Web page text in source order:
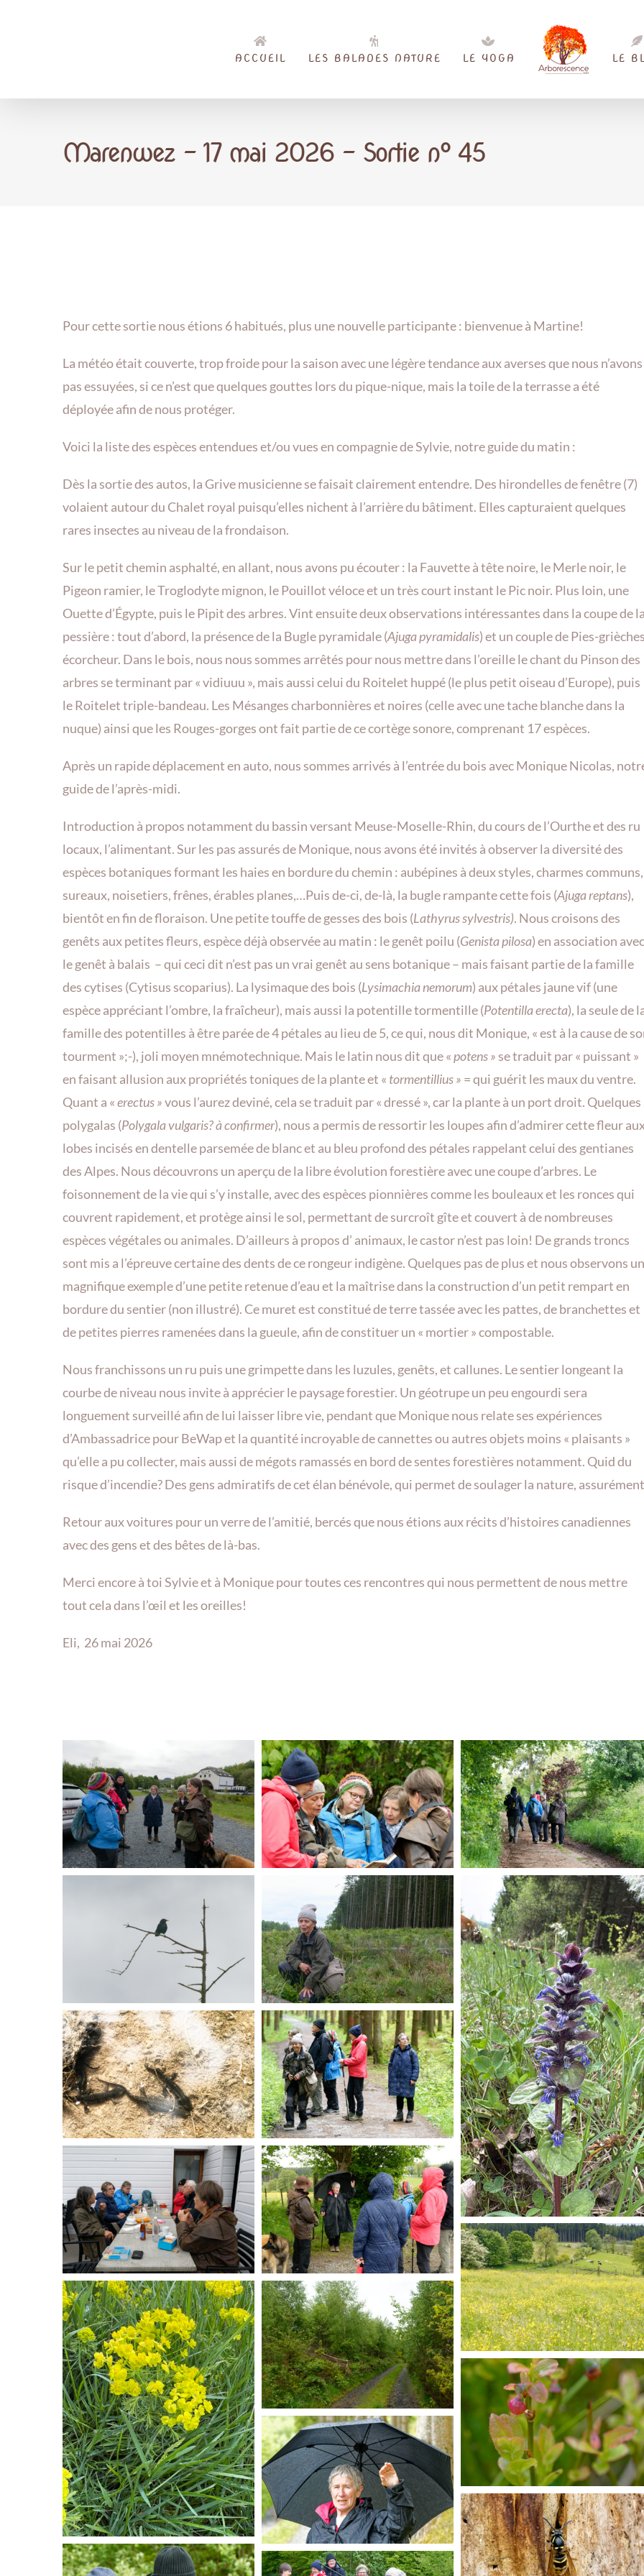
ACCUEIL LES BALADES NATURE LE YOGA LE
Marenwez – 17 mai 2026 – Sortie n° 45
Pour cette sortie nous étions 6 habitués, plus une nouvelle participante : bienvenue à Martine!
La météo était couverte, trop froide pour la saison avec une légère tendance aux averses que nous n’avons
pas essuyées, si ce n’est que quelques gouttes lors du pique-nique, mais la toile de la terrasse a été
déployée afin de nous protéger.
Voici la liste des espèces entendues et/ou vues en compagnie de Sylvie, notre guide du matin :
Dès la sortie des autos, la Grive musicienne se faisait clairement entendre. Des hirondelles de fenêtre (7)
volaient autour du Chalet royal puisqu’elles nichent à l’arrière du bâtiment. Elles capturaient quelques
rares insectes au niveau de la frondaison.
Sur le petit chemin asphalté, en allant, nous avons pu écouter : la Fauvette à tête noire, le Merle noir, le
Pigeon ramier, le Troglodyte mignon, le Pouillot véloce et un très court instant le Pic noir. Plus loin, une
Ouette d’Égypte, puis le Pipit des arbres. Vint ensuite deux observations intéressantes dans la coupe de la
pessière : tout d’abord, la présence de la Bugle pyramidale (Ajuga pyramidalis) et un couple de Pies-grièches
écorcheur. Dans le bois, nous nous sommes arrêtés pour nous mettre dans l’oreille le chant du Pinson des
arbres se terminant par « vidiuuu », mais aussi celui du Roitelet huppé (le plus petit oiseau d’Europe), puis
le Roitelet triple-bandeau. Les Mésanges charbonnières et noires (celle avec une tache blanche dans la
nuque) ainsi que les Rouges-gorges ont fait partie de ce cortège sonore, comprenant 17 espèces.
Après un rapide déplacement en auto, nous sommes arrivés à l’entrée du bois avec Monique Nicolas,
guide de l’après-midi.
Introduction à propos notamment du bassin versant Meuse-Moselle-Rhin, du cours de l’Ourthe et des ru
locaux, l’alimentant. Sur les pas assurés de Monique, nous avons été invités à observer la diversité des
espèces botaniques formant les haies en bordure du chemin : aubépines à deux styles, charmes communs,
sureaux, noisetiers, frênes, érables planes,…Puis de-ci, de-là, la bugle rampante cette fois (Ajuga reptans),
bientôt en fin de floraison. Une petite touffe de gesses des bois (Lathyrus sylvestris). Nous croisons des
genêts aux petites fleurs, espèce déjà observée au matin : le genêt poilu (Genista pilosa) en association avec
le genêt à balais – qui ceci dit n’est pas un vrai genêt au sens botanique – mais faisant partie de la famille
des cytises (Cytisus scoparius). La lysimaque des bois (Lysimachia nemorum) aux pétales jaune vif (une
espèce appréciant l’ombre, la fraîcheur), mais aussi la potentille tormentille (Potentilla erecta), la seule de
famille des potentilles à être parée de 4 pétales au lieu de 5, ce qui, nous dit Monique, « est à la cause de
tourment »;-), joli moyen mnémotechnique. Mais le latin nous dit que « potens » se traduit par « puissant »
en faisant allusion aux propriétés toniques de la plante et « tormentillius » = qui guérit les maux du ventre.
Quant a «erectus »vous l’aurez deviné, cela se traduit par « dressé », car la plante à un port droit. Quelques
polygalas (Polygala vulgaris? à confirmer), nous a permis de ressortir les loupes afin d’admirer cette fleur
lobes incisés en dentelle parsemée de blanc et au bleu profond des pétales rappelant celui des gentianes
des Alpes. Nous découvrons un aperçu de la libre évolution forestière avec une coupe d’arbres. Le
foisonnement de la vie qui s’y installe, avec des espèces pionnières comme les bouleaux et les ronces qui
couvrent rapidement, et protège ainsi le sol, permettant de surcroît gîte et couvert à de nombreuses
espèces végétales ou animales. D’ailleurs à propos d’ animaux, le castor n’est pas loin! De grands troncs
sont mis a l’épreuve certaine des dents de ce rongeur indigène. Quelques pas de plus et nous observons un
magnifique exemple d’une petite retenue d’eau et la maîtrise dans la construction d’un petit rempart en
bordure du sentier (non illustré). Ce muret est constitué de terre tassée avec les pattes, de branchettes et
de petites pierres ramenées dans la gueule, afin de constituer un « mortier » compostable.
Nous franchissons un ru puis une grimpette dans les luzules, genêts, et callunes. Le sentier longeant la
courbe de niveau nous invite à apprécier le paysage forestier. Un géotrupe un peu engourdi sera
longuement surveillé afin de lui laisser libre vie, pendant que Monique nous relate ses expériences
d’Ambassadrice pour BeWap et la quantité incroyable de cannettes ou autres objets moins « plaisants »
qu’elle a pu collecter, mais aussi de mégots ramassés en bord de sentes forestières notamment. Quid du
risque d’incendie? Des gens admiratifs de cet élan bénévole, qui permet de soulager la nature,
Retour aux voitures pour un verre de l’amitié, bercés que nous étions aux récits d’histoires canadiennes
avec des gens et des bêtes de là-bas.
Merci encore à toi Sylvie et à Monique pour toutes ces rencontres qui nous permettent de nous mettre
tout cela dans l’œil et les oreilles!
Eli, 26 mai 2026